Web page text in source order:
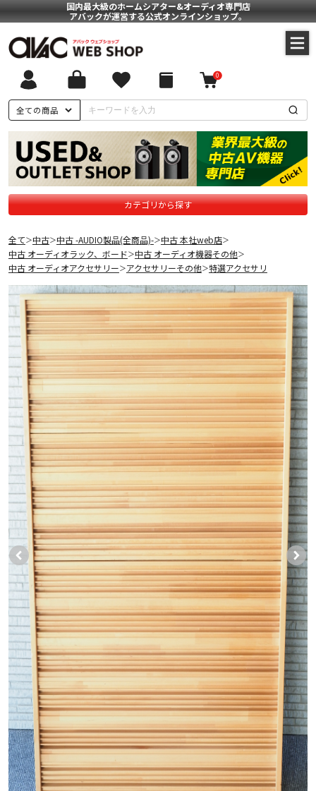
国内最大級のホームシアター&オーディオ専門店
アバックが運営する公式オンラインショップ。
全ての商品
0
カテゴリから探す
全て＞中古＞中古 -AUDIO製品(全商品)-＞中古 本社web店＞
中古 オーディオラック、ボード＞中古 オーディオ機器その他＞
中古 オーディオアクセサリー＞アクセサリーその他＞特選アクセサリ